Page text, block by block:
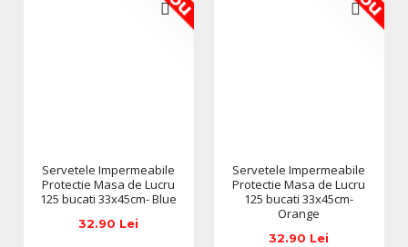
Servetele Impermeabile
Protectie Masa de Lucru
125 bucati 33x45cm- Blue
32.90 Lei
Servetele Impermeabile
Protectie Masa de Lucru
125 bucati 33x45cm-
Orange
32.90 Lei